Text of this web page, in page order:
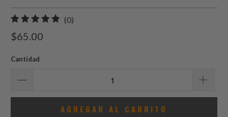
(0)
$65.00
Cantidad
AGREGAR AL CARRITO